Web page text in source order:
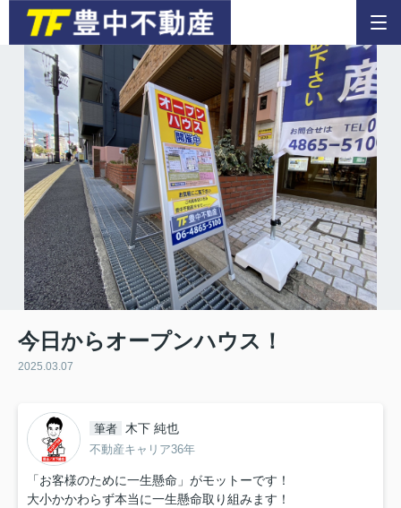
今日からオープンハウス！
2025.03.07
筆者 木下 純也
不動産キャリア36年
「お客様のために一生懸命」がモットーです！
大小かかわらず本当に一生懸命取り組みます！